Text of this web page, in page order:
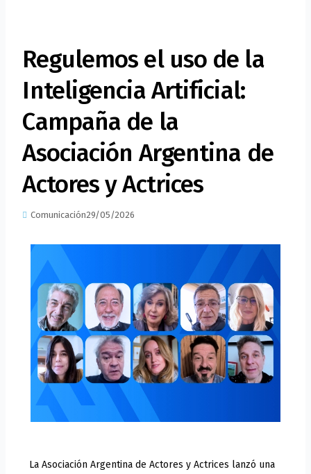
Regulemos el uso de la
Inteligencia Artificial:
Campaña de la
Asociación Argentina de
Actores y Actrices
Comunicación29/05/2026
La Asociación Argentina de Actores y Actrices lanzó una